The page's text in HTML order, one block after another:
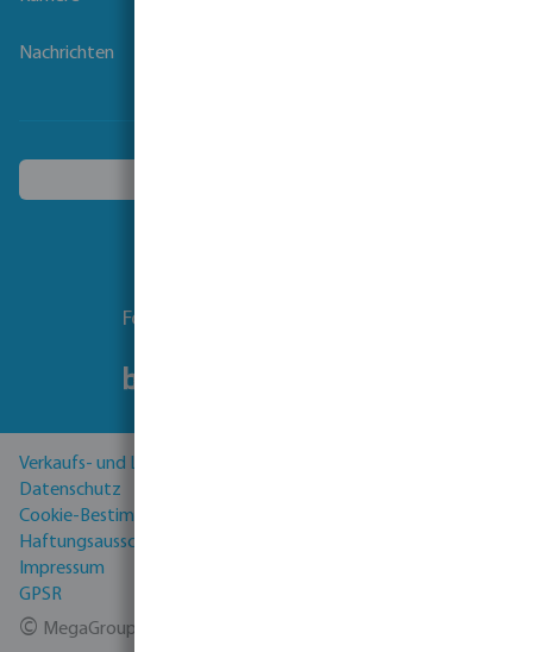
Nachrichten
Folgen Sie uns
Verkaufs- und Lieferbedingungen
Datenschutz
Cookie-Bestimmungen
Haftungsausschluss
Impressum
GPSR
© MegaGroup Trade 2026